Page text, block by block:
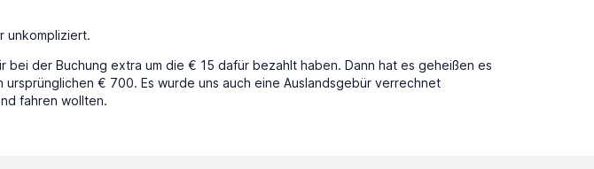
unkompliziert.
der Buchung extra um die € 15 dafür bezahlt haben. Dann hat es geheißen es
€ 700. Es wurde uns auch eine Auslandsgebür verrechnet
fahren wollten.